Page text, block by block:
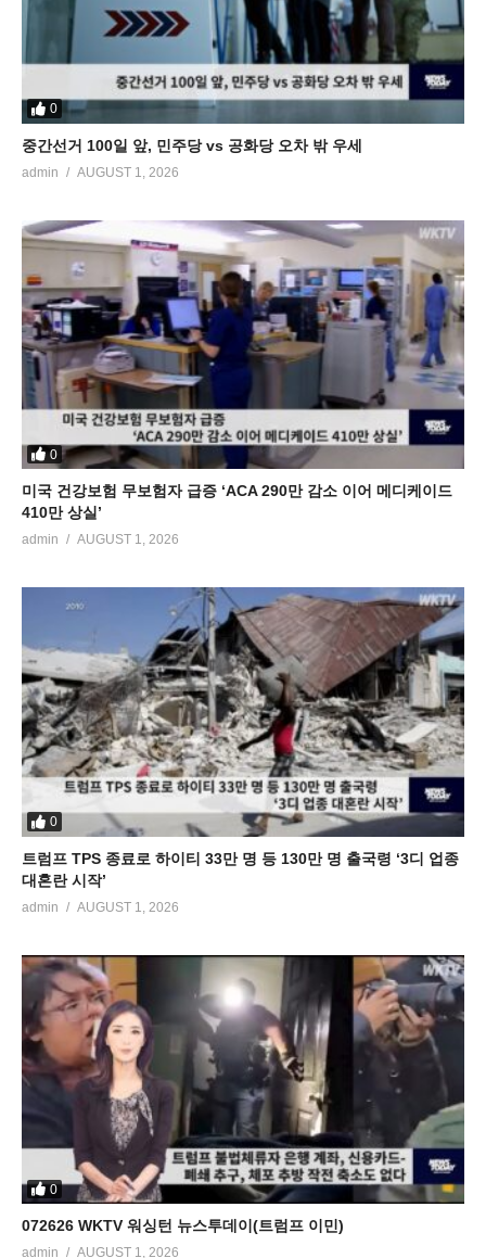
0
중간선거 100일 앞, 민주당 vs 공화당 오차 밖 우세
admin AUGUST 1, 2026
0
미국 건강보험 무보험자 급증 ‘ACA 290만 감소 이어 메디케이드
410만 상실’
admin AUGUST 1, 2026
0
트럼프 TPS 종료로 하이티 33만 명 등 130만 명 출국령 ‘3디 업종
대혼란 시작’
admin AUGUST 1, 2026
0
072626 WKTV 워싱턴 뉴스투데이(트럼프 이민)
admin AUGUST 1, 2026